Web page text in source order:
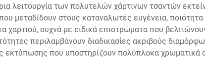
λειτουργία των πολυτελών χάρτινων τσαντών
μεταδίδουν στους καταναλωτές ευγένεια,
συχνά με ειδικά επιστρώματα που
περιλαμβάνουν διαδικασίες ακριβούς
εκτύπωσης που υποστηρίζουν πολύπλοκα χρωματικά